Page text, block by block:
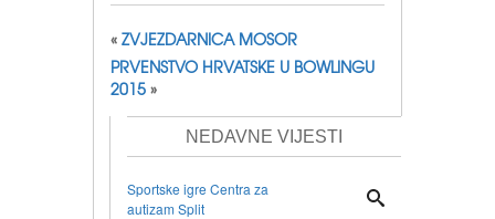
« ZVJEZDARNICA MOSOR
PRVENSTVO HRVATSKE U BOWLINGU
2015 »
NEDAVNE VIJESTI
Sportske igre Centra za
autizam Split